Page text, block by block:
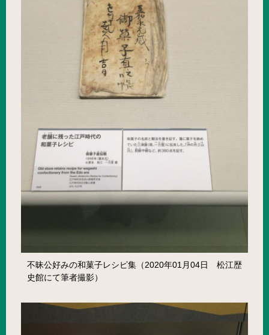
不昧公好みの和菓子レシピ集（2020年01月04日 松江歴
史館にて筆者撮影）